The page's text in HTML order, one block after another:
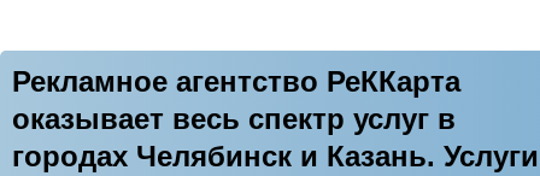
Рекламное агентство РеККарта
оказывает весь спектр услуг в
городах Челябинск и Казань. Услуги